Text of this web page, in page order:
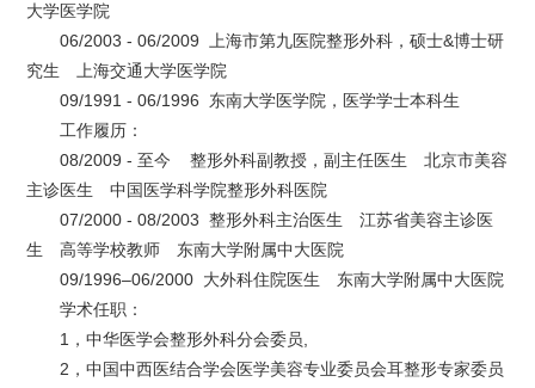
大学医学院
06/2003 - 06/2009 上海市第九医院整形外科，硕士&博士研
究生 上海交通大学医学院
09/1991 - 06/1996 东南大学医学院，医学学士本科生
工作履历：
08/2009 - 至今 整形外科副教授，副主任医生 北京市美容
主诊医生 中国医学科学院整形外科医院
07/2000 - 08/2003 整形外科主治医生 江苏省美容主诊医
生 高等学校教师 东南大学附属中大医院
09/1996–06/2000 大外科住院医生 东南大学附属中大医院
学术任职：
1，中华医学会整形外科分会委员,
2，中国中西医结合学会医学美容专业委员会耳整形专家委员